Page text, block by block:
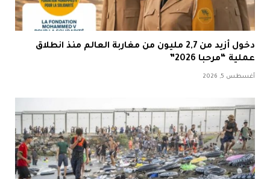
دخول أزيد من 2,7 مليون من مغاربة العالم منذ انطلاق
عملية “مرحبا 2026”
أغسطس 5, 2026